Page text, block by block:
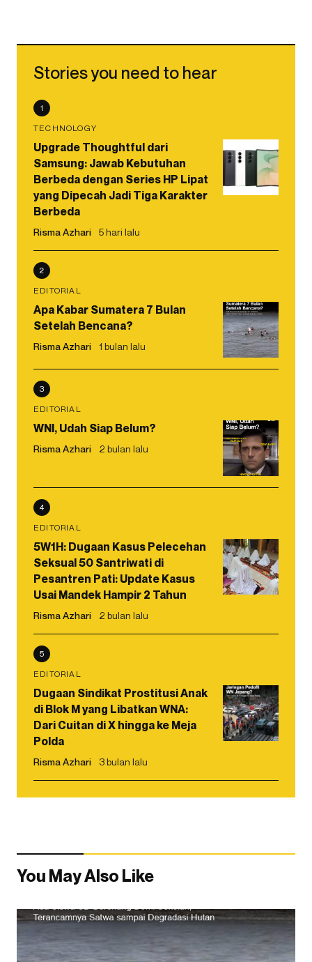
Stories you need to hear
1
TECHNOLOGY
Upgrade Thoughtful dari
Samsung: Jawab Kebutuhan
Berbeda dengan Series HP Lipat
yang Dipecah Jadi Tiga Karakter
Berbeda
Risma Azhari 5 hari lalu
2
EDITORIAL
Apa Kabar Sumatera 7 Bulan
Setelah Bencana?
Risma Azhari 1 bulan lalu
3
EDITORIAL
WNI, Udah Siap Belum?
Risma Azhari 2 bulan lalu
4
EDITORIAL
5W1H: Dugaan Kasus Pelecehan
Seksual 50 Santriwati di
Pesantren Pati: Update Kasus
Usai Mandek Hampir 2 Tahun
Risma Azhari 2 bulan lalu
5
EDITORIAL
Dugaan Sindikat Prostitusi Anak
di Blok M yang Libatkan WNA:
Dari Cuitan di X hingga ke Meja
Polda
Risma Azhari 3 bulan lalu
You May Also Like